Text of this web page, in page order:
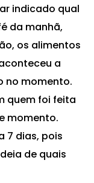
indicado qual
da manhã,
os alimentos
a
no momento.
quem foi feita
momento.
7 dias, pois
de quais